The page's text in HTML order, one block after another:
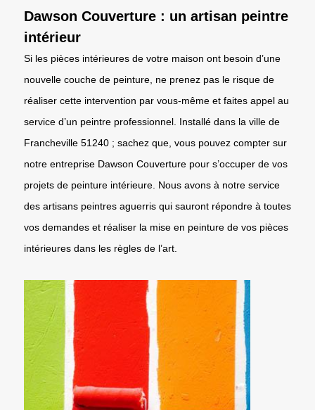
Dawson Couverture : un artisan peintre
intérieur
Si les pièces intérieures de votre maison ont besoin d’une
nouvelle couche de peinture, ne prenez pas le risque de
réaliser cette intervention par vous-même et faites appel au
service d’un peintre professionnel. Installé dans la ville de
Francheville 51240 ; sachez que, vous pouvez compter sur
notre entreprise Dawson Couverture pour s’occuper de vos
projets de peinture intérieure. Nous avons à notre service
des artisans peintres aguerris qui sauront répondre à toutes
vos demandes et réaliser la mise en peinture de vos pièces
intérieures dans les règles de l’art.